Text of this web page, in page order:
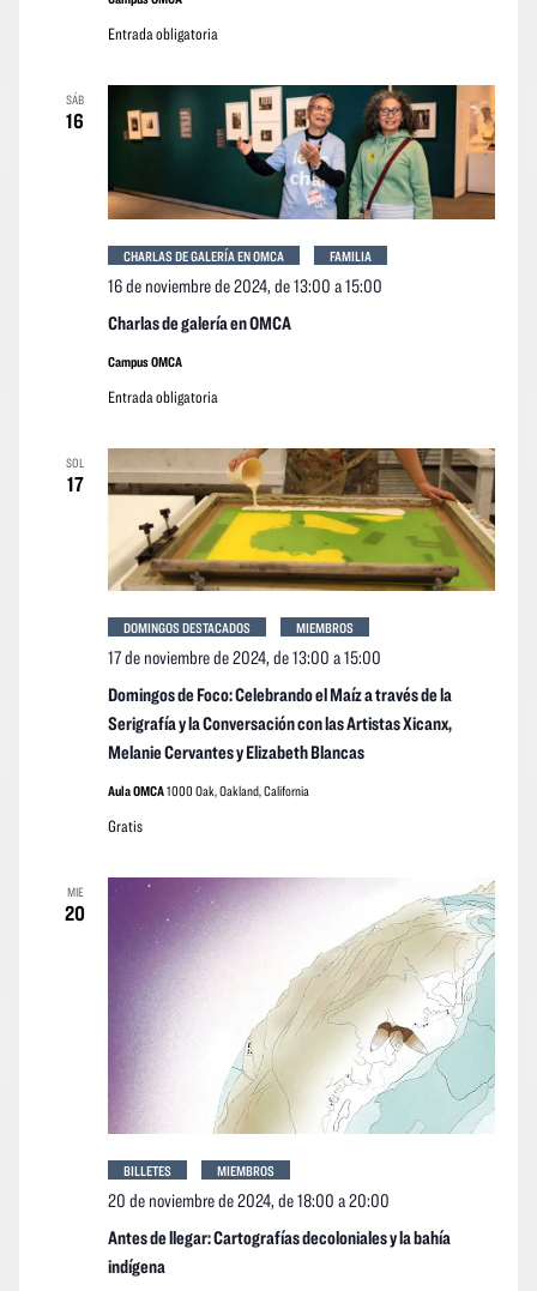
Entrada obligatoria
SÁB
16
Charlas de galería en OMCA
16 de noviembre de 2024, de 13:00 a15:00
CHARLAS DE GALERÍA EN OMCA FAMILIA
Campus OMCA
Entrada obligatoria
SOL
17
Domingos de Foco: Celebrando el Maíz a través de la
Serigrafía y la Conversación con las Artistas Xicanx,
Melanie Cervantes y Elizabeth Blancas
17 de noviembre de 2024, de 13:00 a15:00
DOMINGOS DESTACADOS MIEMBROS
Aula OMCA1000 Oak, Oakland, California
Gratis
MIE
20
Antes de llegar: Cartografías decoloniales y la bahía
indígena
20 de noviembre de 2024, de 18:00 a20:00
BILLETES MIEMBROS